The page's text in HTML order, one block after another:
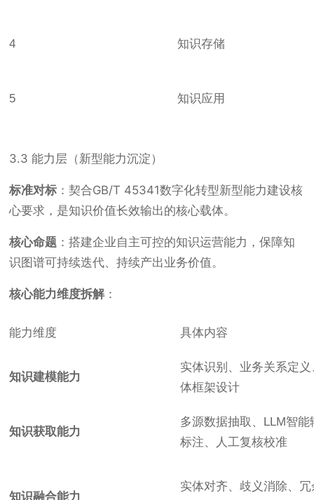
4 知识存储
5 知识应用
3.3 能力层（新型能力沉淀）
标准对标 ：契合GB/T 45341数字化转型新型能力建设核
心要求，是知识价值长效输出的核心载体。
核心命题 ：搭建企业自主可控的知识运营能力，保障知
识图谱可持续迭代、持续产出业务价值。
核心能力维度拆解 ：
能力维度 具体内容
知识建模能力
实体识别、业务关系定
体框架设计
知识获取能力
多源数据抽取、LLM智能
标注、人工复核校准
知识融合能力
实体对齐、歧义消除、